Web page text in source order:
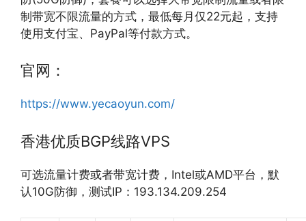
制带宽不限流量的方式，最低每月仅22元起，支持
使用支付宝、PayPal等付款方式。
官网：
https://www.yecaoyun.com/
香港优质BGP线路VPS
可选流量计费或者带宽计费，Intel或AMD平台，默
认10G防御，测试IP：193.134.209.254